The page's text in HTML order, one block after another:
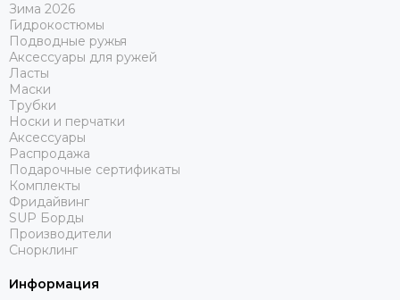
Зима 2026
Гидрокостюмы
Подводные ружья
Аксессуары для ружей
Ласты
Маски
Трубки
Носки и перчатки
Аксессуары
Распродажа
Подарочные сертификаты
Комплекты
Фридайвинг
SUP Борды
Производители
Снорклинг
Информация